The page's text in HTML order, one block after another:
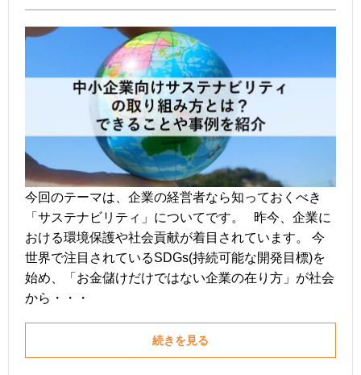
今回のテーマは、企業の経営者なら知っておくべき
「サステナビリティ」についてです。 昨今、企業に
おける環境保護や社会貢献が着目されています。 今
世界で注目されているSDGs(持続可能な開発目標)を
始め、「お金儲けだけではない企業の在り方」が社会
から・・・
続きを見る